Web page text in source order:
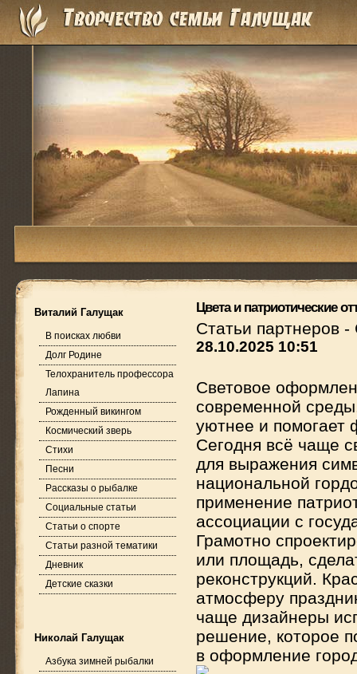
Виталий Галущак
В поисках любви
Долг Родине
Телохранитель профессора
Лапина
Рожденный викингом
Космический зверь
Стихи
Песни
Рассказы о рыбалке
Социальные статьи
Статьи о спорте
Статьи разной тематики
Дневник
Детские сказки
Николай Галущак
Азбука зимней рыбалки
Цвета и патриотические
Статьи партнеров -
28.10.2025 10:51
Световое
современной
уютнее и помогает
Сегодня всё чаще
для выражения
национальной
применение
ассоциации с
Грамотно
или площадь,
реконструкций.
атмосферу
чаще дизайнеры
решение, которое
в оформление